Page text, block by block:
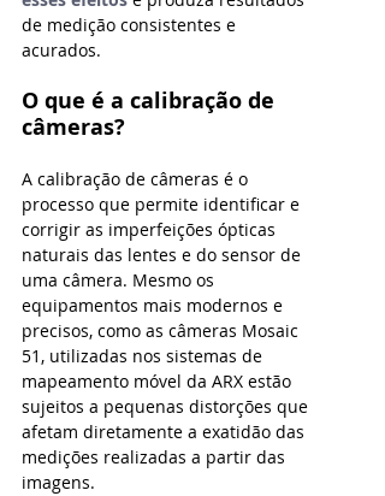
de medição consistentes e
acurados.
O que é a calibração de
câmeras?
A calibração de câmeras é o
processo que permite identificar e
corrigir as imperfeições ópticas
naturais das lentes e do sensor de
uma câmera. Mesmo os
equipamentos mais modernos e
precisos, como as câmeras Mosaic
51, utilizadas nos sistemas de
mapeamento móvel da ARX estão
sujeitos a pequenas distorções que
afetam diretamente a exatidão das
medições realizadas a partir das
imagens.